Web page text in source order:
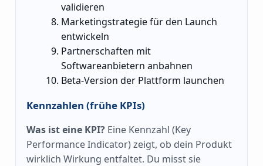
validieren
Marketingstrategie für den Launch
entwickeln
Partnerschaften mit
Softwareanbietern anbahnen
Beta-Version der Plattform launchen
Kennzahlen (frühe KPIs)
Was ist eine KPI? Eine Kennzahl (Key
Performance Indicator) zeigt, ob dein Produkt
wirklich Wirkung entfaltet. Du misst sie